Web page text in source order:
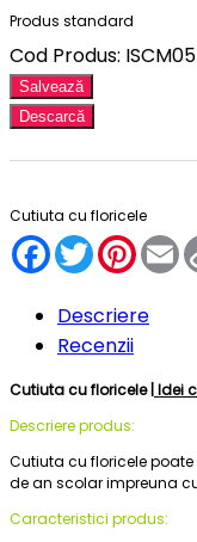
Produs standard
Cod Produs: ISCM05
Salvează
Descarcă
Cutiuta cu floricele
Facebook
Twitter
Descriere
Recenzii
Cutiuta cu floricele | Idei
Descriere produs:
Cutiuta cu floricele
de an scolar impreuna
Caracteristici produs: